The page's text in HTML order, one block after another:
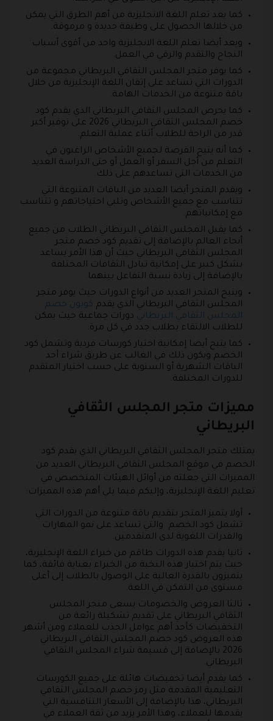
كما يعد تعلم اللغة الانجليزية من أهم الطرق التي يمكن
من خلالها الحصول على وظيفة جديدة و مرموقة.
ويعد أيضا تعلم اللغة الانجليزية واحد من أقوى أسباب
النجاح والتقدم والرقي في العمل.
كما يوفر متجر المجلس الثقافي البريطاني مجموعة من
الدورات التي تساعد على إتقان اللغة الإنجليزية من خلال
باقة متنوعة من الخدمات الهامة.
كما يحرص المجلس الثقافي البريطاني الذي يقدم كود
خصم المجلس الثقافي البريطاني 2026 على توفير أكبر
قدر من الراحة للطلاب أثناء عملية التعلم.
كما أنه يتيح الفرصة لجميع الأشخاص الراغبون في
التعلم من أجل السفر أو العمل أو حتى الدراسة العديد
من الخدمات التي تساعدهم على ذلك.
ويقدم المتجر أيضا العديد من الباقات المتنوعة التي
تتناسب مع جميع الأشخاص وتلبي احتياجاتهم و تتناسب
مع إمكانياتهم.
كما يقبل المجلس الثقافي البريطاني الطلاب من جميع
أنحاء العالم بالإضافة إلى تقديم كود خصم متجر
المجلس الثقافي البريطاني حيث أن هذا الأمر يساعد
بشكل كبير على إمكانية تبادل الثقافات المختلفة
بالإضافة إلى زيادة نسبة التفاعل بينهما.
ويتيح المتجر العديد من أنواع الدورات حيث يوفر متجر
المجلس الثقافي البريطاني الذي يقدم كوبون خصم
المجلس الثقافي البريطاني دورات جماعية حيث يمكن
للطلاب الالتقاء بطلاب جدد في كل مرة.
كما يتيح أيضا إمكانية اختيار كورسات فردية وتشمل كود
الخصم ويكون ذلك في الغالب عن طريق شراء أحد
الباقات الشهرية أو السنوية على حسب اختيار المتقدم
للدورات المختلفة.
مميزات متجر المجلس الثقافي
البريطاني
يمتلك متجر المجلس الثقافي البريطاني الذي يقدم كود
الخصم في موقع المجلس الثقافي البريطاني العديد من
المميزات التي جعلته من أوائل الهيئات المتخصص في
تعليم اللغة الإنجليزية، وإليكم فيما يلي أهم هذه المميزات:
أولا يتميز المتجر بتقديم باقة متنوعة من الدورات التي
تشمل كود الخصم والتي تساعد على نمو المهارات
والقدرات اللغوية لدى المتقدمين.
ثانيا يقدم هذه الدورات طاقم من خبراء اللغة الإنجليزية،
حيث يتم اختيار هذه النخبة من الخبراء بعناية فائقة، كما
يتميزون بالقدرة العالية على الوصول بالطلاب إلى أعلى
مستوى من التمكن في اللغة.
ثالثا العروض والخصومات يسعى متجر المجلس
الثقافي البريطاني على تقديم تشكيلة رائعة من
التخفيضات كأحد أهم عوامل الجذب للعملاء ومن أشهر
هذه العروض كود خصم المجلس الثقافي البريطاني
2026 بالإضافة إلى قسيمة شراء المجلس الثقافي
البريطاني.
كما يقدم أيضا تخفيضات هائلة على جميع الكورسات
التعليمية المقدمة مثل رمز خصم المجلس الثقافي
البريطاني، هذا بالإضافة إلى الأسعار التنافسية التي
يقدمها للعملاء، وهذا الأمر يزيد من ثقة العملاء في